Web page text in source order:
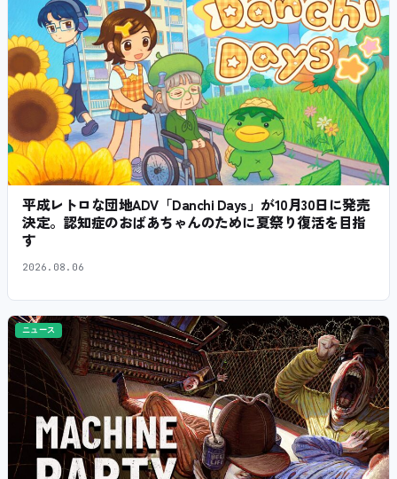
平成レトロな団地ADV「Danchi Days」が10月30日に発売
決定。認知症のおばあちゃんのために夏祭り復活を目指
す
2026.08.06
ニュース